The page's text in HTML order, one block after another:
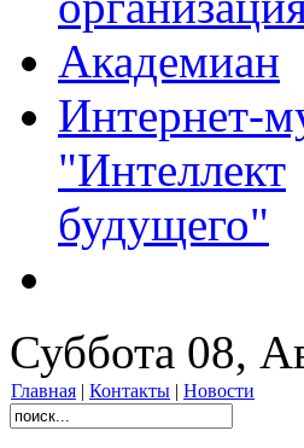
Академиан
Интернет-
"Интеллект
будущего"
Суббота 08,
Главная | Контакты | Новости